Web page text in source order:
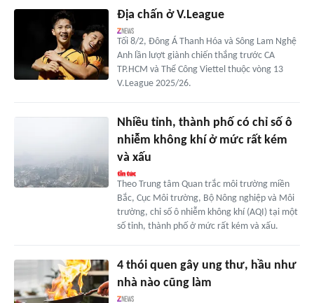
Địa chấn ở V.League
Tối 8/2, Đông Á Thanh Hóa và Sông Lam Nghệ
Anh lần lượt giành chiến thắng trước CA
TP.HCM và Thể Công Viettel thuộc vòng 13
V.League 2025/26.
Nhiều tỉnh, thành phố có chỉ số ô
nhiễm không khí ở mức rất kém
và xấu
Theo Trung tâm Quan trắc môi trường miền
Bắc, Cục Môi trường, Bộ Nông nghiệp và Môi
trường, chỉ số ô nhiễm không khí (AQI) tại một
số tỉnh, thành phố ở mức rất kém và xấu.
4 thói quen gây ung thư, hầu như
nhà nào cũng làm